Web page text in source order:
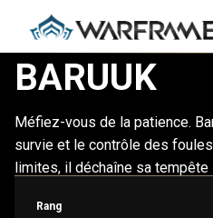
BARUUK
Méfiez-vous de la patience.
survie et le contrôle des
limites, il déchaîne sa tempête
Rang